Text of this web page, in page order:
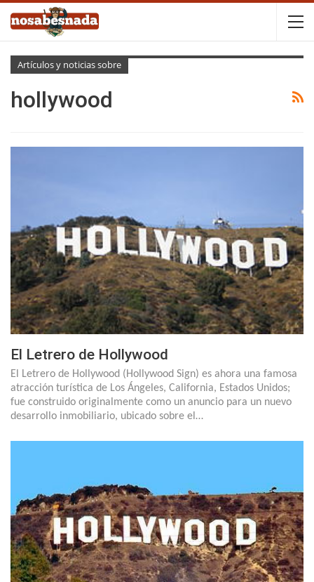
Artículos y noticias sobre
hollywood
El Letrero de Hollywood
El Letrero de Hollywood (Hollywood Sign) es ahora una famosa
atracción turística de Los Ángeles, California, Estados Unidos;
fue construido originalmente como un anuncio para un nuevo
desarrollo inmobiliario, ubicado sobre el…